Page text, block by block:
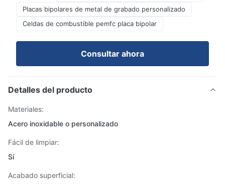
Placas bipolares de metal de grabado personalizado
Celdas de combustible pemfc placa bipolar
Consultar ahora
Detalles del producto
Materiales:
Acero inoxidable o personalizado
Fácil de limpiar:
Sí
Acabado superficial: